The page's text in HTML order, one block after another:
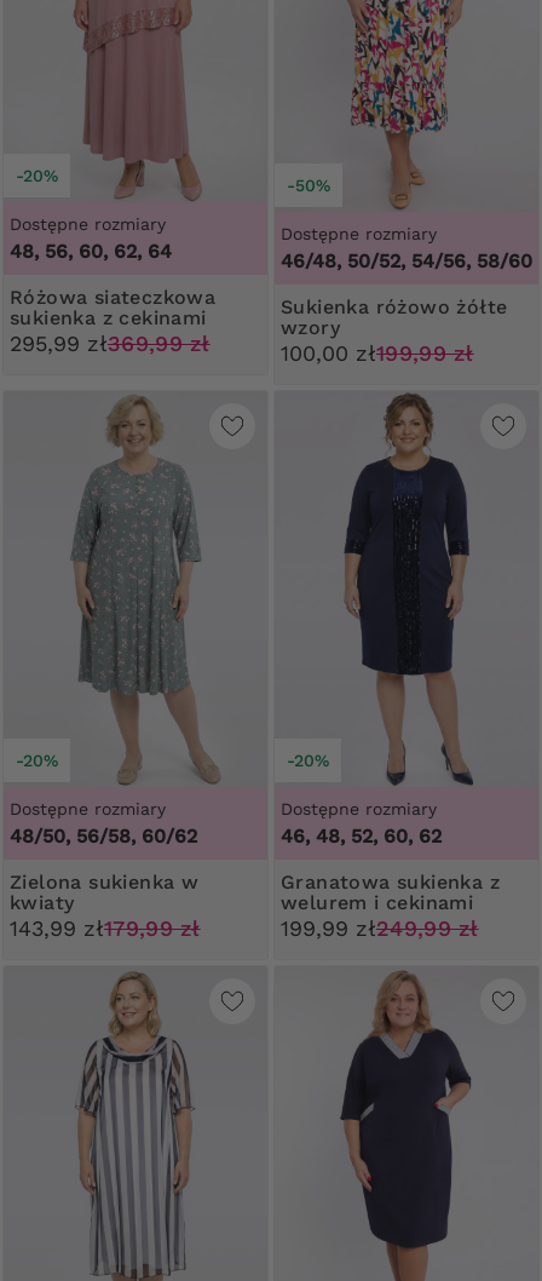
-20%
Dostępne rozmiary
48, 56, 60, 62, 64
Różowa siateczkowa
sukienka z cekinami
295,99 zł369,99 zł
-50%
Dostępne rozmiary
46/48, 50/52, 54/56, 58/60
Sukienka różowo żółte
wzory
100,00 zł199,99 zł
-20%
Dostępne rozmiary
48/50, 56/58, 60/62
Zielona sukienka w
kwiaty
143,99 zł179,99 zł
-20%
Dostępne rozmiary
46, 48, 52, 60, 62
Granatowa sukienka z
welurem i cekinami
199,99 zł249,99 zł